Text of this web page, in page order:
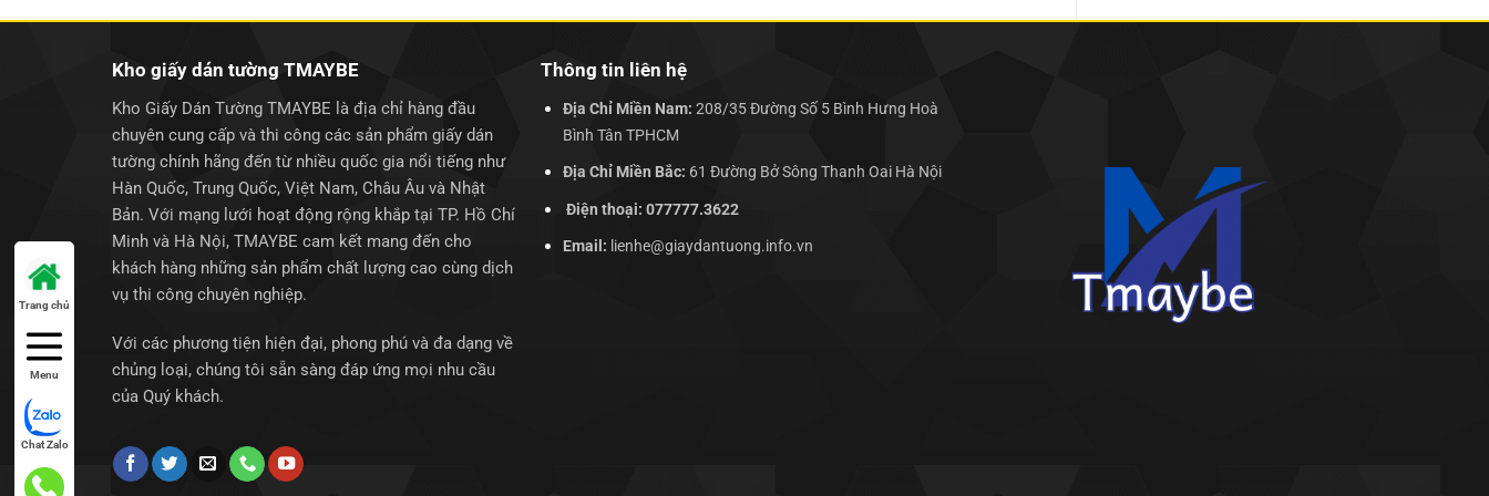
Kho giấy dán tường TMAYBE
Kho Giấy Dán Tường TMAYBE là địa chỉ hàng đầu
chuyên cung cấp và thi công các sản phẩm giấy dán
tường chính hãng đến từ nhiều quốc gia nổi tiếng như
Hàn Quốc, Trung Quốc, Việt Nam, Châu Âu và Nhật
Bản. Với mạng lưới hoạt động rộng khắp tại TP. Hồ Chí
Minh và Hà Nội, TMAYBE cam kết mang đến cho
khách hàng những sản phẩm chất lượng cao cùng dịch
vụ thi công chuyên nghiệp.
Với các phương tiện hiện đại, phong phú và đa dạng về
chủng loại, chúng tôi sẵn sàng đáp ứng mọi nhu cầu
của Quý khách.
Thông tin liên hệ
Địa Chỉ Miền Nam: 208/35 Đường Số 5 Bình Hưng Hoà
Bình Tân TPHCM
Địa Chỉ Miền Bắc: 61 Đường Bở Sông Thanh Oai Hà Nội
Điện thoại: 077777.3622
Email: lienhe@giaydantuong.info.vn
Trang chủ
Menu
Chat Zalo